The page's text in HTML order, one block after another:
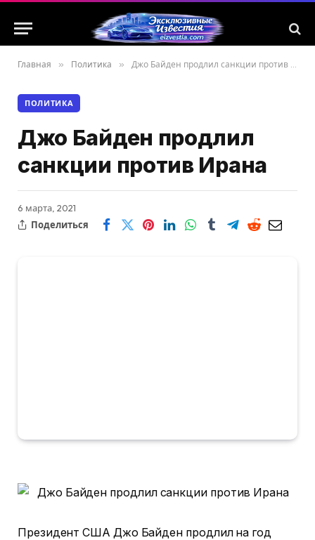
Главная » Политика » Джо Байден продлил санкции против Ирана
ПОЛИТИКА
Джо Байден продлил
санкции против Ирана
6 марта, 2021
Поделиться
Президент США Джо Байден продлил на год